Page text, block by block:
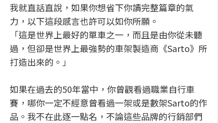
我就直話直說，如果你想省下你讀完整篇章的氣
力，以下這段感言也許可以如你所願。
「這是世界上最好的單車之一，而且是由你從未聽
過，但卻是世界上最強勢的車架製造商《Sarto》所
打造出來的。」
如果在過去的50年當中，你曾觀看過職業自行車
賽，哪你一定不經意曾看過一架或是數架Sarto的作
品。我不在此逐一點名，不論這些品牌的行銷部們